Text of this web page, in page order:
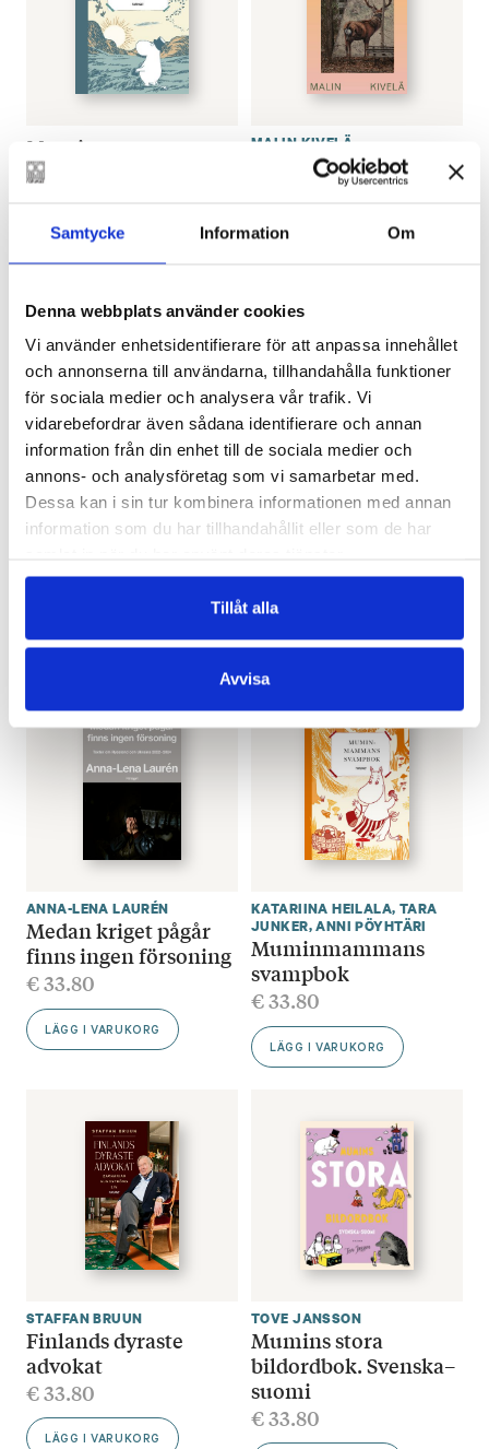
Samtycke Information Om
Denna webbplats använder cookies
Vi använder enhetsidentifierare för att anpassa innehållet
och annonserna till användarna, tillhandahålla funktioner
för sociala medier och analysera vår trafik. Vi
vidarebefordrar även sådana identifierare och annan
information från din enhet till de sociala medier och
annons- och analysföretag som vi samarbetar med.
Dessa kan i sin tur kombinera informationen med annan
information som du har tillhandahållit eller som de har
Tillåt alla
Avvisa
Muminpappans
fågelbok
MALIN KIVELÄ
Naturhaverierna
LÄGG I VARUKORG
Tre öar – mamma,
LÄGG I VARUKORG
EMMA KLINGENBERG
Detta är min
LÄGG I VARUKORG
ANNA-LENA LAURÉN
Medan kriget pågår
finns ingen försoning
€33.80
LÄGG I VARUKORG
KATARIINA HEILALA, TARA
JUNKER,ANNI PÖYHTÄRI
Muminmammans
svampbok
€33.80
LÄGG I VARUKORG
STAFFAN BRUUN
Finlands dyraste
advokat
€33.80
LÄGG I VARUKORG
TOVE JANSSON
Mumins stora
bildordbok. Svenska–
suomi
€33.80